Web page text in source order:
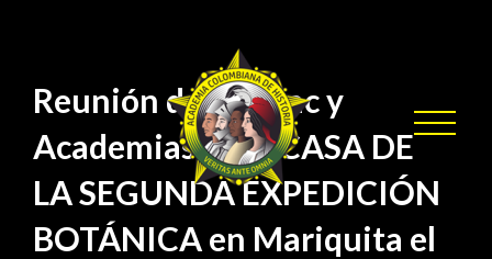
Reunión de Colmac y
Academias en la CASA DE
LA SEGUNDA EXPEDICIÓN
BOTÁNICA en Mariquita el